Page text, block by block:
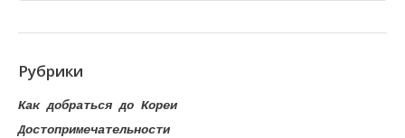
Рубрики
Как добраться до Кореи
Достопримечательности